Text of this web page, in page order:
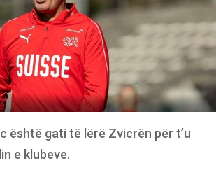
është gati të lërë Zvicrën për t’u
e klubeve.